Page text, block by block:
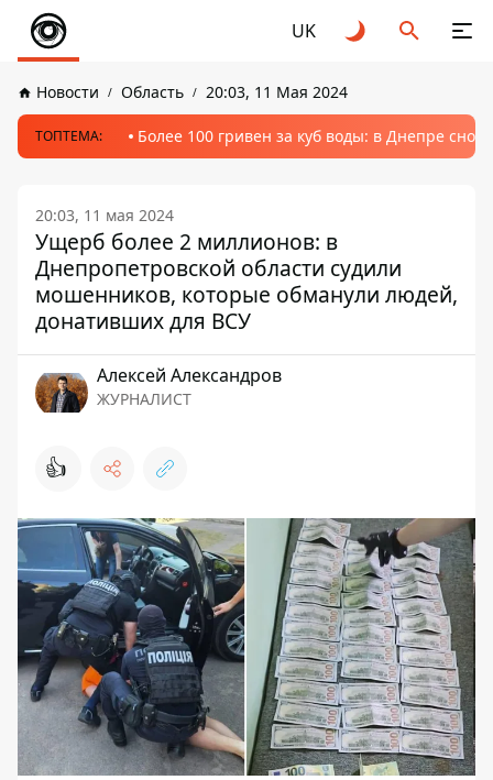
UK
Новости Область 20:03, 11 Мая 2024
ТОПТЕМА: Более 100 гривен за куб воды: в Днепре
20:03, 11 мая 2024
Ущерб более 2 миллионов: в
Днепропетровской области судили
мошенников, которые обманули людей,
донативших для ВСУ
Алексей Александров
ЖУРНАЛИСТ
👍